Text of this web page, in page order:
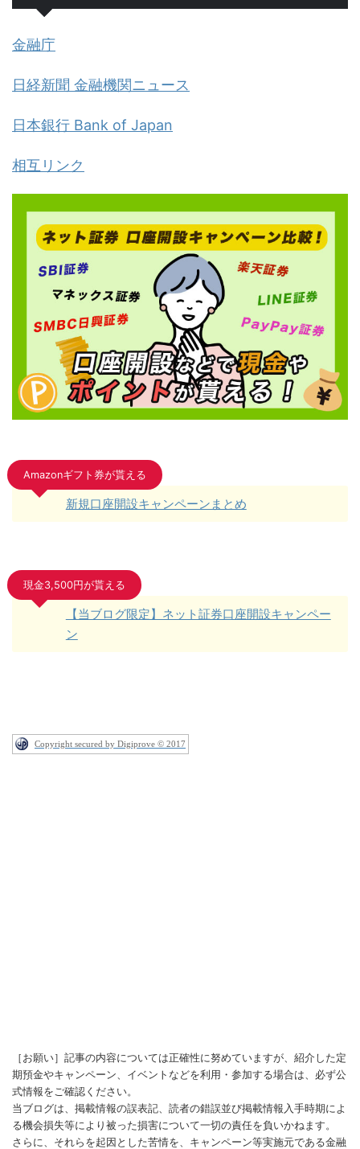
金融庁
日経新聞 金融機関ニュース
日本銀行 Bank of Japan
相互リンク
Amazonギフト券が貰える
新規口座開設キャンペーンまとめ
現金3,500円が貰える
【当ブログ限定】ネット証券口座開設キャンペー
ン
Copyright secured by Digiprove © 2017
［お願い］記事の内容については正確性に努めていますが、紹介した定
期預金やキャンペーン、イベントなどを利用・参加する場合は、必ず公
式情報をご確認ください。
当ブログは、掲載情報の誤表記、読者の錯誤並び掲載情報入手時期によ
る機会損失等により被った損害について一切の責任を負いかねます。
さらに、それらを起因とした苦情を、キャンペーン等実施元である金融